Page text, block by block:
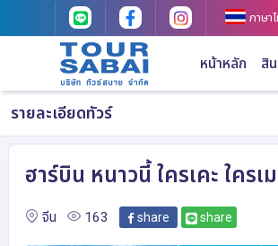
ภาษา
หน้าหลัก สิ
รายละเอียดทัวร์
ฮาร์บิน หนาวนี้ ใครเคะ ใคร
จีน 163 share share